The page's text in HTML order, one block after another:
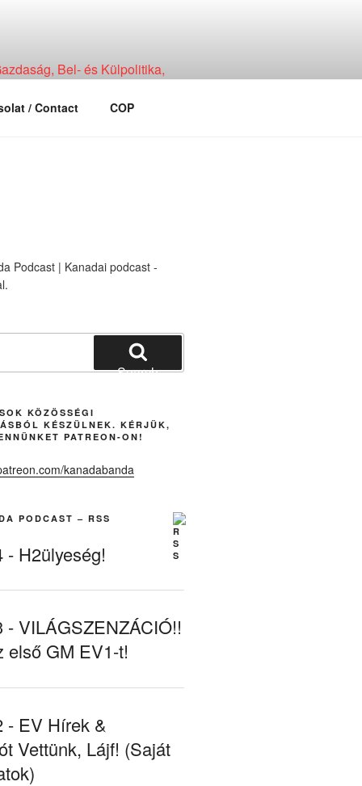
Bel- és Külpolitika,
/ Contact COP
Search
KÖZÖSSÉGI
KÉSZÜLNEK. KÉRJÜK,
PATREON-ON!
PODCAST – RSS
- H2ülyeség!
- VILÁGSZENZÁCIÓ!!
első GM EV1-t!
- EV Hírek &
Vettünk, Lájf! (Saját